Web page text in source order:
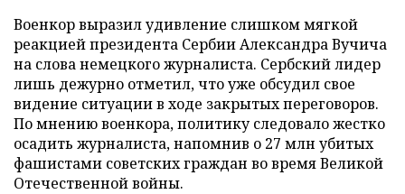
Военкор выразил удивление слишком мягкой
реакцией президента Сербии Александра Вучича
на слова немецкого журналиста. Сербский лидер
лишь дежурно отметил, что уже обсудил свое
видение ситуации в ходе закрытых переговоров.
По мнению военкора, политику следовало жестко
осадить журналиста, напомнив о 27 млн убитых
фашистами советских граждан во время Великой
Отечественной войны.